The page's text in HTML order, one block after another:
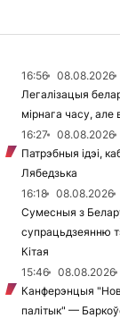
16:56 08.08.2026
Легалізацыя
мірнага часу,
16:27
08.08.2026
Патрэбныя ідэі,
Лябедзька
16:18
08.08.2026
Сумесныя з
супрацьдзеянню
Кітая
15:46
08.08.2026
Канферэнцыя
палітык" —